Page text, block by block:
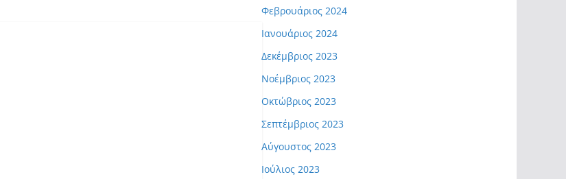
Φεβρουάριος 2024
Ιανουάριος 2024
Δεκέμβριος 2023
Νοέμβριος 2023
Οκτώβριος 2023
Σεπτέμβριος 2023
Αύγουστος 2023
Ιούλιος 2023